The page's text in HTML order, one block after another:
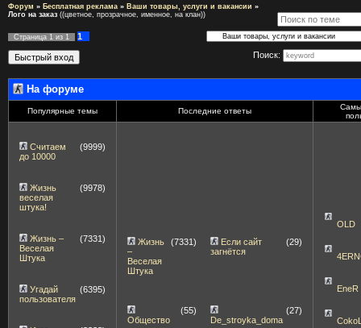
Форум » Бесплатная реклама » Ваши товары, услуги и вакансии »
Лого на заказ ((цветное, прозрачное, именное, на клан))
Страница 1 из 1
1
Поиск:
На форуме
Популярные темы Последние ответы
Считаем
до 10000
(9999)
Жизнь
веселая
штука!
(9978)
Жизнь –
Веселая
Штука
(7331)
Угадай
пользователя
(6395)
Жизнь
–
Веселая
Штука
(7331)
Если сайт
загнётся
(29)
Общество
(55)
De_stroyka_doma
(27)
OLD
EneR